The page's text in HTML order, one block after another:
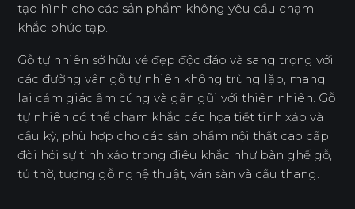
tạo hình cho các sản phẩm không yêu cầu chạm
khắc phức tạp.
Gỗ tự nhiên sở hữu vẻ đẹp độc đáo và sang trọng với
các đường vân gỗ tự nhiên không trùng lặp, mang
lại cảm giác ấm cúng và gần gũi với thiên nhiên. Gỗ
tự nhiên có thể chạm khắc các họa tiết tinh xảo và
cầu kỳ, phù hợp cho các sản phẩm nội thất cao cấp
đòi hỏi sự tinh xảo trong điêu khắc như bàn ghế gỗ,
tủ thờ, tượng gỗ nghệ thuật, ván sàn và cầu thang.